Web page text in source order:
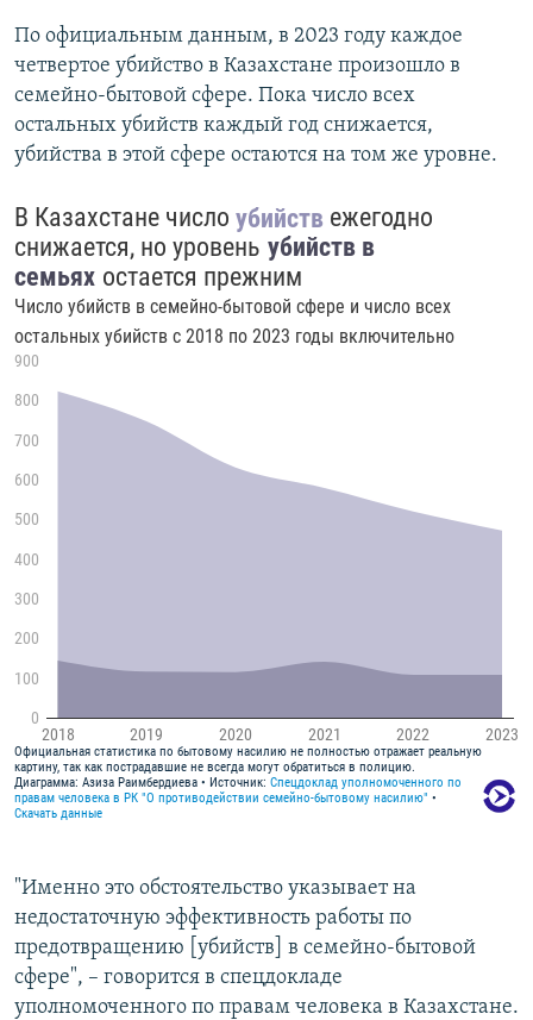
По официальным данным, в 2023 году каждое
четвертое убийство в Казахстане произошло в
семейно-бытовой сфере. Пока число всех
остальных убийств каждый год снижается,
убийства в этой сфере остаются на том же уровне.
"Именно это обстоятельство указывает на
недостаточную эффективность работы по
предотвращению [убийств] в семейно-бытовой
сфере", – говорится в спецдокладе
уполномоченного по правам человека в Казахстане.